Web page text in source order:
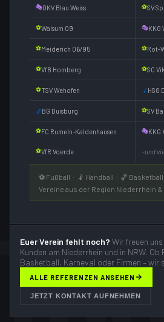
🎭DKV Blau Weiss ⚽SV
⚽Walsum 09 🎭KKG
⚽Meiderich 06/95 ⚽Rot-
⚽VfB Homberg ⚽SC
⚽TSV Wehofen 🤾 HSG
🏀BG Duisburg ⚽SV
⚽FC Rumeln-Kaldenhausen 🎭KKG
⚽VfR Voerde +und
⚽ Fußball · 🤾 Handball · 🏀
Vereine aus der Region Niederrhein &
Euer Verein fehlt noch? Wir freuen
Kunden am Niederrhein und in NRW.
Basketball, Karneval oder Firmen – wir
ALLE REFERENZEN ANSEHEN
JETZT KONTAKT AUFNEHMEN